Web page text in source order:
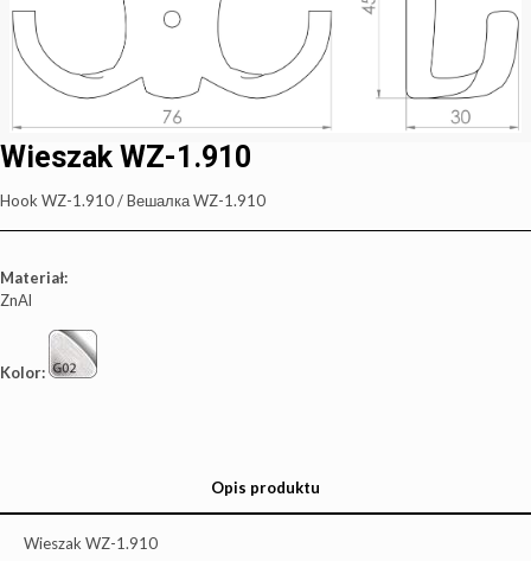
Wieszak WZ-1.910
Hook WZ-1.910 / Bешалка WZ-1.910
Materiał:
ZnAl
Kolor:
Opis produktu
Wieszak WZ-1.910